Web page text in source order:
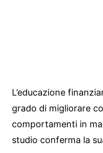
L’educazione
grado di migliorare
comportamenti in
studio conferma la